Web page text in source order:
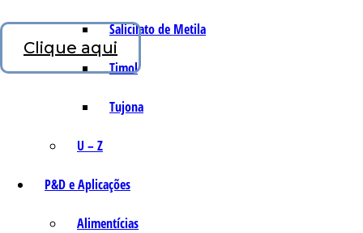
Salicilato de Metila
Timol
Tujona
U – Z
P&D e Aplicações
Alimentícias
Clique aqui